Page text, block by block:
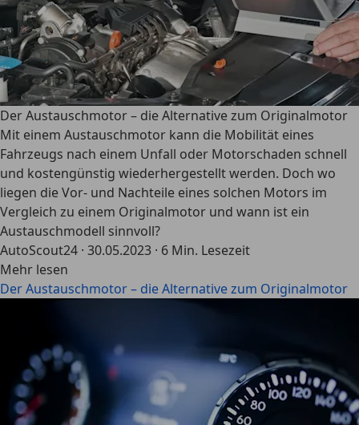
Der Austauschmotor – die Alternative zum Originalmotor
Mit einem Austauschmotor kann die Mobilität eines
Fahrzeugs nach einem Unfall oder Motorschaden schnell
und kostengünstig wiederhergestellt werden. Doch wo
liegen die Vor- und Nachteile eines solchen Motors im
Vergleich zu einem Originalmotor und wann ist ein
Austauschmodell sinnvoll?
AutoScout24 · 30.05.2023 · 6 Min. Lesezeit
Mehr lesen
Der Austauschmotor – die Alternative zum Originalmotor